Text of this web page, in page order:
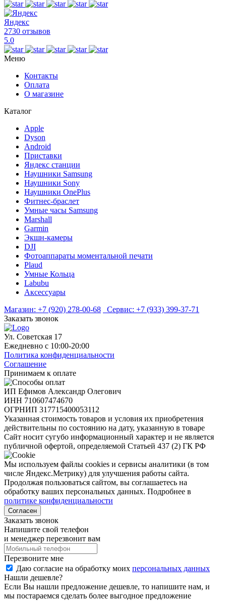
Яндекс
2730 отзывов
5.0
Меню
Контакты
Оплата
О магазине
Каталог
Apple
Dyson
Android
Приставки
Яндекс станции
Наушники Samsung
Наушники Sony
Наушники OnePlus
Фитнес-браслет
Умные часы Samsung
Marshall
Garmin
Экшн-камеры
DJI
Фотоаппараты моментальной печати
Plaud
Умные Кольца
Labubu
Аксессуары
Магазин: +7 (920) 278-00-68 Сервис: +7 (933) 399-37-71
Заказать звонок
Ул. Советская 17
Ежедневно с 10:00-20:00
Политика конфиденциальности
Соглашение
Принимаем к оплате
ИП Ефимов Александр Олегович
ИНН 710607474670
ОГРНИП 317715400053112
Указанная стоимость товаров и условия их приобретения
действительны по состоянию на дату, указанную в товаре
Сайт носит сугубо информационный характер и не является
публичной офертой, определяемой Статьей 437 (2) ГК РФ
Мы используем файлы cookies и сервисы аналитики (в том
числе Яндекс.Метрику) для улучшения работы сайта.
Продолжая пользоваться сайтом, вы соглашаетесь на
обработку ваших персональных данных. Подробнее в
политике конфиденциальности
Согласен
Заказать звонок
Напишите свой телефон
и менеджер перезвонит вам
Перезвоните мне
Даю согласие на обработку моих персональных данных
Нашли дешевле?
Если Вы нашли предложение дешевле, то напишите нам, и
мы постараемся сделать более выгодное предложение